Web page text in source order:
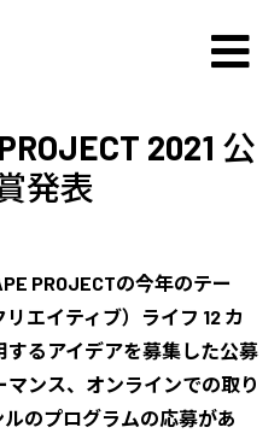
2021 公
発表
PROJECTの今年のテー
エイティブ）ライフ 12 カ
るアイデアを募集した公募
ンス、オンラインでの取り
のプログラムの応募があ